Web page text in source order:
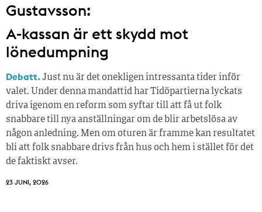
Gustavsson:
A-kassan är ett skydd mot
lönedumpning
Debatt.Just nu är det onekligen intressanta tider inför
valet. Under denna mandattid har Tidöpartierna lyckats
driva igenom en reform som syftar till att få ut folk
snabbare till nya anställningar om de blir arbetslösa av
någon anledning. Men om oturen är framme kan resultatet
bli att folk snabbare drivs från hus och hem i stället för det
de faktiskt avser.
23 JUNI, 2026